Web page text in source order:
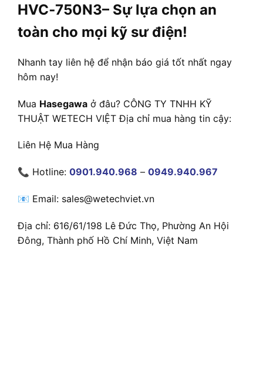
HVC‑750N3– Sự lựa chọn an
toàn cho mọi kỹ sư điện!
Nhanh tay liên hệ để nhận báo giá tốt nhất ngay
hôm nay!
Mua Hasegawa ở đâu? CÔNG TY TNHH KỸ
THUẬT WETECH VIỆT Địa chỉ mua hàng tin cậy:
Liên Hệ Mua Hàng
📞 Hotline: 0901.940.968 – 0949.940.967
📧 Email: sales@wetechviet.vn
Địa chỉ: 616/61/198 Lê Đức Thọ, Phường An Hội
Đông, Thành phố Hồ Chí Minh, Việt Nam